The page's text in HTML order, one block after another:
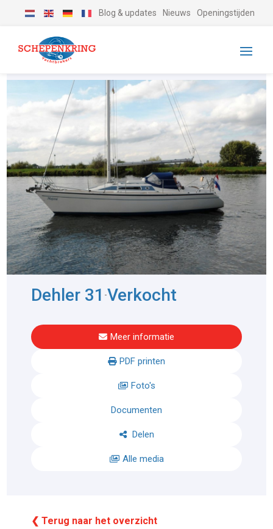
Blog & updates Nieuws Openingstijden
Dehler 31 -Verkocht
Meer informatie
PDF printen
Foto's
Documenten
Delen
Alle media
❮ Terug naar het overzicht